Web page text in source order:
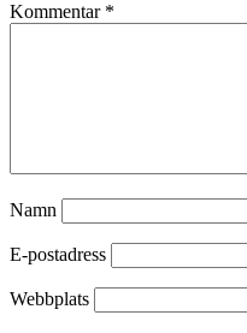
Kommentar *
Namn
E-postadress
Webbplats